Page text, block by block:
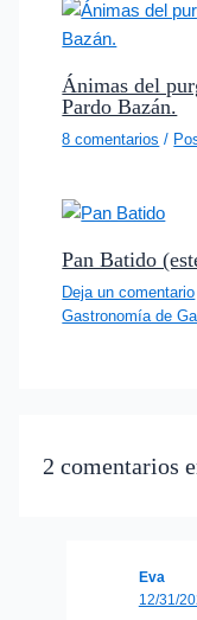
Ánimas del
Pardo Bazán.
8 comentarios /
Pan Batido
Deja un comentario
Gastronomía de
2 comentarios
Eva
12/31/